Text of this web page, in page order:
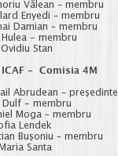
Vălean – membru
Enyedi – membru
Damian – membru
- membru
Stan
ICAF - Comisia 4M
Abrudean – preşedinte
- membru
Moga – membru
Lendek
Buşoniu – membru
Santa